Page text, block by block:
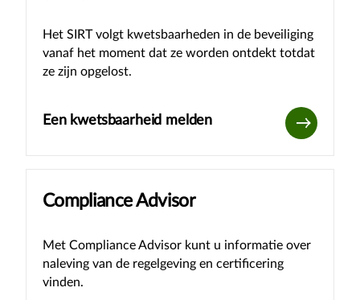
Het SIRT volgt kwetsbaarheden in de beveiliging
vanaf het moment dat ze worden ontdekt totdat
ze zijn opgelost.
Een kwetsbaarheid melden
Compliance Advisor
Met Compliance Advisor kunt u informatie over
naleving van de regelgeving en certificering
vinden.